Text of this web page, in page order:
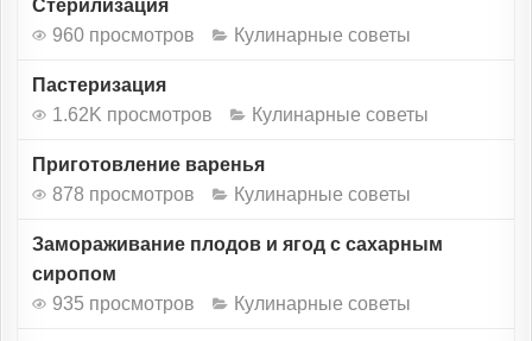
Стерилизация
960 просмотров
Кулинарные советы
Пастеризация
1.62K просмотров
Кулинарные советы
Приготовление варенья
878 просмотров
Кулинарные советы
Замораживание плодов и ягод с сахарным
сиропом
935 просмотров
Кулинарные советы